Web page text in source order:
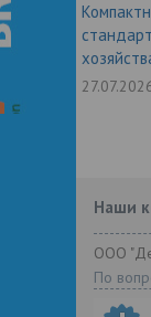
Наши
ООО
По